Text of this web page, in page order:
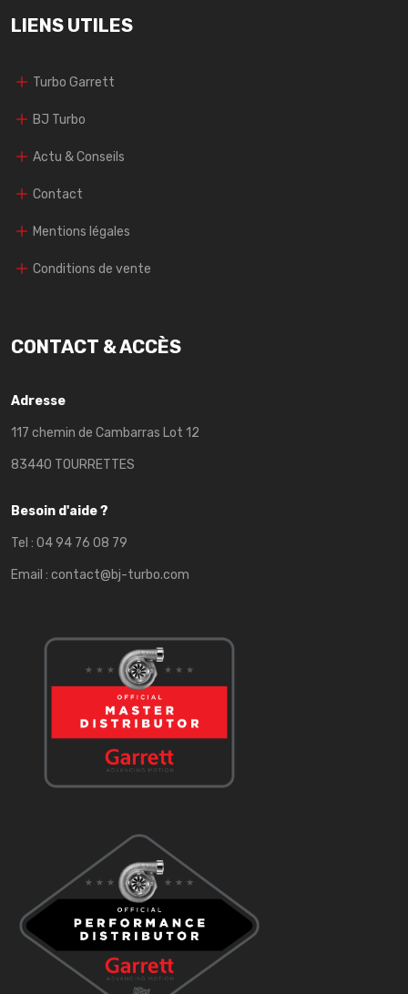
LIENS UTILES
Turbo Garrett
BJ Turbo
Actu & Conseils
Contact
Mentions légales
Conditions de vente
CONTACT & ACCÈS
Adresse
117 chemin de Cambarras Lot 12
83440 TOURRETTES
Besoin d'aide ?
Tel : 04 94 76 08 79
Email : contact@bj-turbo.com